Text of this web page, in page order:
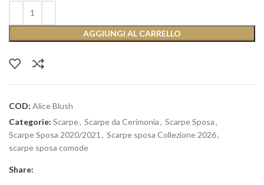
AGGIUNGI AL CARRELLO
COD: Alice Blush
Categorie: Scarpe, Scarpe da Cerimonia, Scarpe Sposa,
Scarpe Sposa 2020/2021 , Scarpe sposa Collezione 2026,
scarpe sposa comode
Share: